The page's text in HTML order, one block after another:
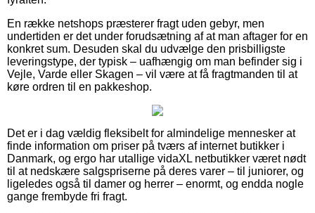
En række netshops præsterer fragt uden gebyr, men
undertiden er det under forudsætning af at man aftager for en
konkret sum. Desuden skal du udvælge den prisbilligste
leveringstype, der typisk – uafhængig om man befinder sig i
Vejle, Varde eller Skagen – vil være at få fragtmanden til at
køre ordren til en pakkeshop.
Det er i dag vældig fleksibelt for almindelige mennesker at
finde information om priser på tværs af internet butikker i
Danmark, og ergo har utallige vidaXL netbutikker været nødt
til at nedskære salgspriserne på deres varer – til juniorer, og
ligeledes også til damer og herrer – enormt, og endda nogle
gange frembyde fri fragt.